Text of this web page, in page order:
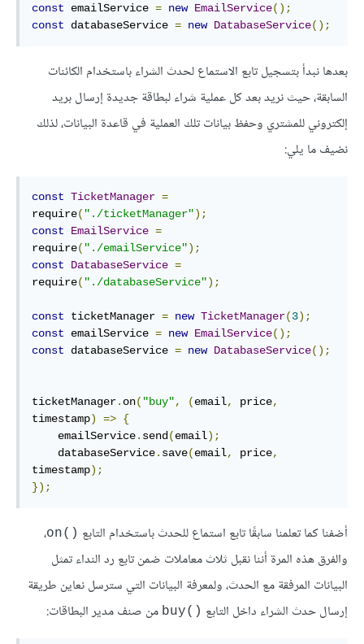
const emailService = new EmailService();
const databaseService = new DatabaseService();
بعدها نبدأ بتسجيل تابع الاستماع لحدث الشراء باستخدام الكائنات
السابقة، حيث نريد بعد كل عملية شراء لبطاقة جديدة إرسال بريد
إلكتروني للمشتري وحفظ بيانات تلك العملية في قاعدة البيانات، لذلك
نضيف ما يلي:
const TicketManager =
require( "./ticketManager");
const
EmailService =
require( "./emailService");
const
DatabaseService =
require( "./databaseService");
const ticketManager = new TicketManager(3);
const emailService = new EmailService();
const databaseService = new DatabaseService();
ticketManager. on( "buy", (email, price,
timestamp) => {
    emailService
. send (email);
    databaseService
. save(email, price,
timestamp);
});
أضفنا كما تعلمنا سابقًا تابع استماع للحدث باستخدام التابع ‎on()‎،
والفرق هذه المرة أننا نقبل ثلاث معاملات ضمن تابع رد النداء تمثل
البيانات المرفقة مع الحدث، ولمعرفة البيانات التي سترسل نعاين طريقة
إرسال حدث الشراء داخل التابع ‎buy()‎ من صنف مدير البطاقات: